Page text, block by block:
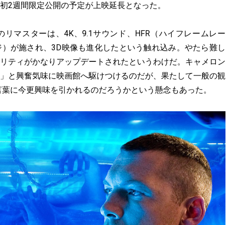
2週間限定公開の予定が上映延長となった。
マスターは、4K、9.1サウンド、HFR（ハイフレームレー
が施され、3D映像も進化したという触れ込み。やたら難し
ティがかなりアップデートされたというわけだ。キャメロン
と興奮気味に映画館へ駆けつけるのだが、果たして一般の観
に今更興味を引かれるのだろうかという懸念もあった。